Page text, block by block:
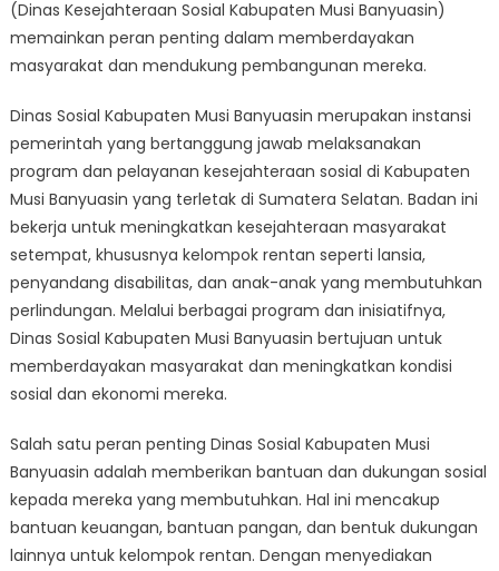
(Dinas Kesejahteraan Sosial Kabupaten Musi Banyuasin)
memainkan peran penting dalam memberdayakan
masyarakat dan mendukung pembangunan mereka.
Dinas Sosial Kabupaten Musi Banyuasin merupakan instansi
pemerintah yang bertanggung jawab melaksanakan
program dan pelayanan kesejahteraan sosial di Kabupaten
Musi Banyuasin yang terletak di Sumatera Selatan. Badan ini
bekerja untuk meningkatkan kesejahteraan masyarakat
setempat, khususnya kelompok rentan seperti lansia,
penyandang disabilitas, dan anak-anak yang membutuhkan
perlindungan. Melalui berbagai program dan inisiatifnya,
Dinas Sosial Kabupaten Musi Banyuasin bertujuan untuk
memberdayakan masyarakat dan meningkatkan kondisi
sosial dan ekonomi mereka.
Salah satu peran penting Dinas Sosial Kabupaten Musi
Banyuasin adalah memberikan bantuan dan dukungan sosial
kepada mereka yang membutuhkan. Hal ini mencakup
bantuan keuangan, bantuan pangan, dan bentuk dukungan
lainnya untuk kelompok rentan. Dengan menyediakan